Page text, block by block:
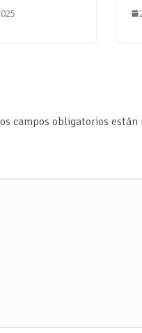
campos obligatorios están